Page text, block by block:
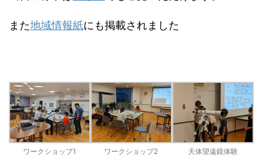
また地域情報紙にも掲載されました
ワークショップ1 ワークショップ2 天体望遠鏡体験